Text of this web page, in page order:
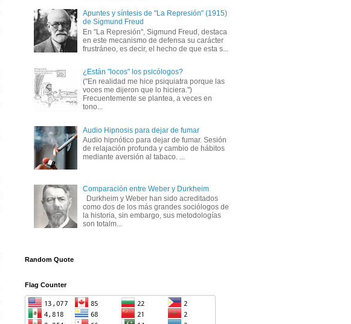
Apuntes y síntesis de "La Represión" (1915)
de Sigmund Freud
En "La Represión", Sigmund Freud, destaca
en este mecanismo de defensa su carácter
frustráneo, es decir, el hecho de que esta s...
¿Están "locos" los psicólogos?
("En realidad me hice psiquiatra porque las
voces me dijeron que lo hiciera.")
Frecuentemente se plantea, a veces en
tono...
Audio Hipnosis para dejar de fumar
Audio hipnótico para dejar de fumar. Sesión
de relajación profunda y cambio de hábitos
mediante aversión al tabaco. ...
Comparación entre Weber y Durkheim
Durkheim y Weber han sido acreditados
como dos de los más grandes sociólogos de
la historia, sin embargo, sus metodologías
son totalm...
Random Quote
Flag Counter